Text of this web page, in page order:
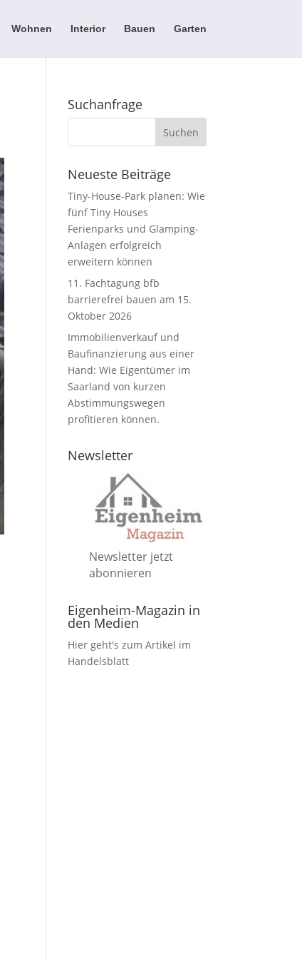
Wohnen Interior Bauen Garten
Suchanfrage
Neueste Beiträge
Tiny-House-Park planen: Wie
fünf Tiny Houses
Ferienparks und Glamping-
Anlagen erfolgreich
erweitern können
11. Fachtagung bfb
barrierefrei bauen am 15.
Oktober 2026
Immobilienverkauf und
Baufinanzierung aus einer
Hand: Wie Eigentümer im
Saarland von kurzen
Abstimmungswegen
profitieren können.
Newsletter
Newsletter jetzt
abonnieren
Eigenheim-Magazin in
den Medien
Hier geht's zum Artikel im
Handelsblatt